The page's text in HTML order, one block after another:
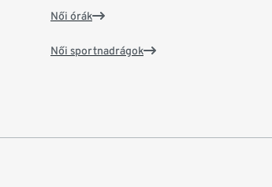
Női órák
Női sportnadrágok